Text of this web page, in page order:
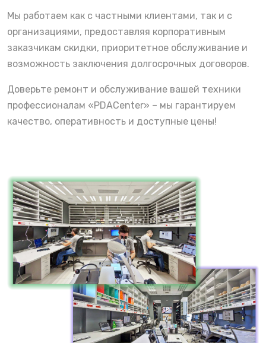
Мы работаем как с частными клиентами, так и с
организациями, предоставляя корпоративным
заказчикам скидки, приоритетное обслуживание и
возможность заключения долгосрочных договоров.
Доверьте ремонт и обслуживание вашей техники
профессионалам «PDACenter» – мы гарантируем
качество, оперативность и доступные цены!